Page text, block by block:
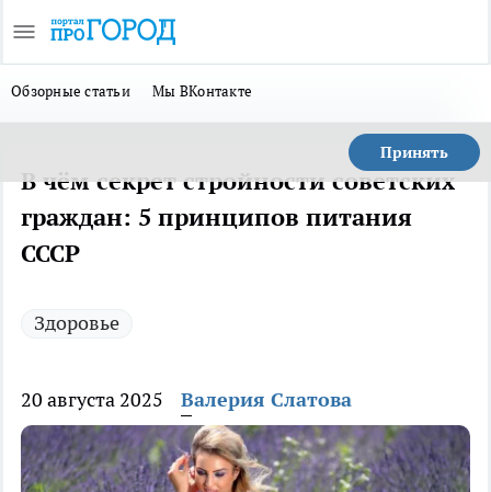
Обзорные статьи Мы ВКонтакте
Принять
В чём секрет стройности советских
граждан: 5 принципов питания
СССР
Здоровье
20 августа 2025 Валерия Слатова